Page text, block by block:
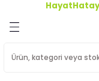
HayatHatay